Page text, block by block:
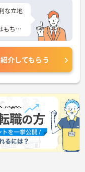
な立地
もちろ
一人お
を実
いま
紹介してもらう